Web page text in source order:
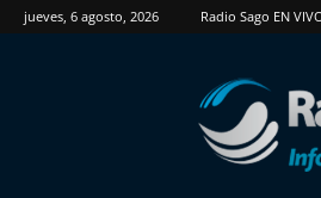
jueves, 6 agosto, 2026 Radio Sago EN
RadioSago